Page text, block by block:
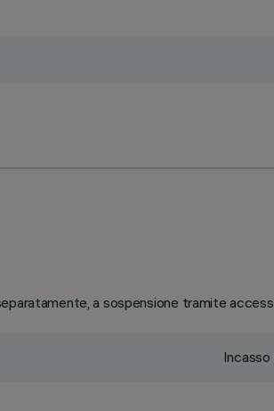
a sospensione tramite